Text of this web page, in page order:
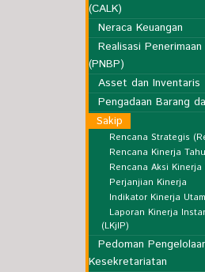
(CALK)
Neraca Keuangan
Realisasi
(PNBP)
Asset dan Inventaris
Pengadaan Barang
Sakip
Rencana Strategis
Rencana Kinerja
Rencana Aksi Kinerja
Perjanjian Kinerja
Indikator Kinerja
Laporan Kinerja
(LKjIP)
Pedoman
Kesekretariatan